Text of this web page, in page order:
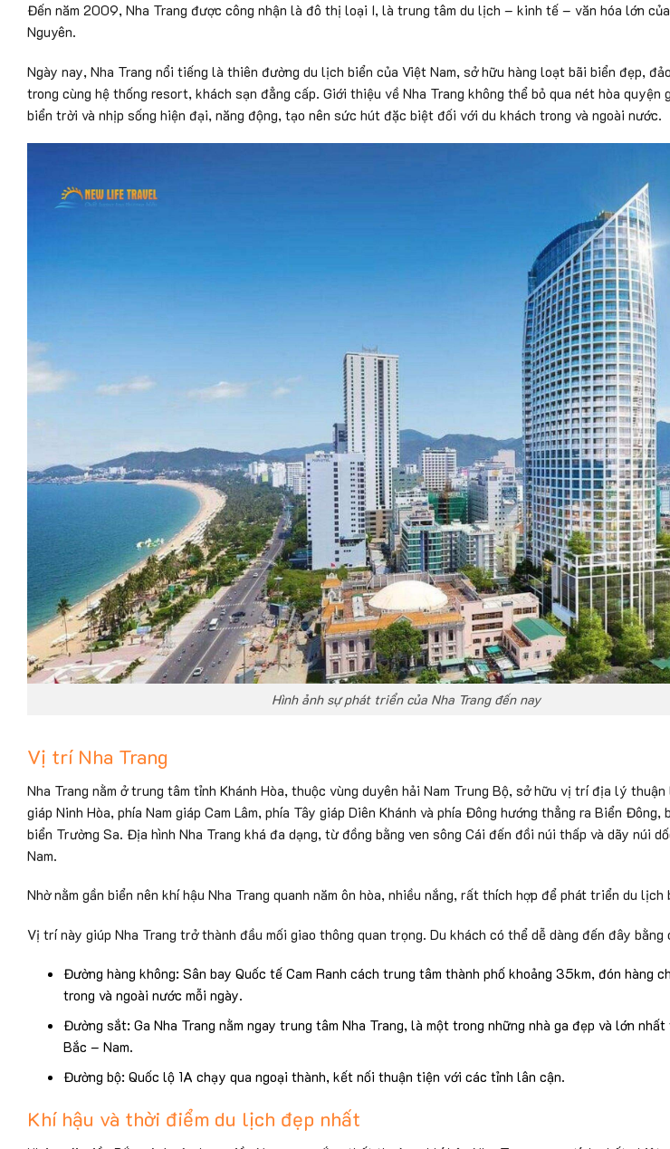
Đến năm 2009, Nha Trang được công nhận là đô thị loại I, là trung tâm du lịch – kinh tế – văn hóa lớn
Nguyên.
Ngày nay, Nha Trang nổi tiếng là thiên đường du lịch biển của Việt Nam, sở hữu hàng loạt bãi biển đẹp,
trong cùng hệ thống resort, khách sạn đẳng cấp. Giới thiệu về Nha Trang không thể bỏ qua nét hòa quyện
biển trời và nhịp sống hiện đại, năng động, tạo nên sức hút đặc biệt đối với du khách trong và ngoài nước.
Hình ảnh sự phát triển của Nha Trang đến nay
Vị trí Nha Trang
Nha Trang nằm ở trung tâm tỉnh Khánh Hòa, thuộc vùng duyên hải Nam Trung Bộ, sở hữu vị trí địa lý
giáp Ninh Hòa, phía Nam giáp Cam Lâm, phía Tây giáp Diên Khánh và phía Đông hướng thẳng ra Biển Đông,
biển Trường Sa. Địa hình Nha Trang khá đa dạng, từ đồng bằng ven sông Cái đến đồi núi thấp và dãy núi
Nam.
Nhờ nằm gần biển nên khí hậu Nha Trang quanh năm ôn hòa, nhiều nắng, rất thích hợp để phát triển du lịch
Vị trí này giúp Nha Trang trở thành đầu mối giao thông quan trọng. Du khách có thể dễ dàng đến đây bằng
Đường hàng không: Sân bay Quốc tế Cam Ranh cách trung tâm thành phố khoảng 35km, đón hàng
trong và ngoài nước mỗi ngày.
Đường sắt: Ga Nha Trang nằm ngay trung tâm Nha Trang, là một trong những nhà ga đẹp và lớn
Bắc – Nam.
Đường bộ: Quốc lộ 1A chạy qua ngoại thành, kết nối thuận tiện với các tỉnh lân cận.
Khí hậu và thời điểm du lịch đẹp nhất